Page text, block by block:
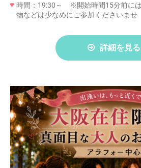
時間：19:30～ ※開始時間15分前に
物などは少なめにご参加くださいませ
詳細を見る